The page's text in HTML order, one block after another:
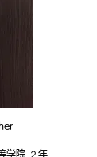
学院 ２年